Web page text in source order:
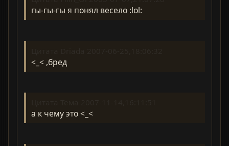
гы-гы-гы я понял весело :lol:
<_< ,бред
а к чему это <_<